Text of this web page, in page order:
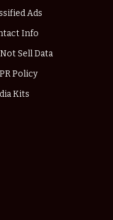
Ads
Info
Sell Data
Policy
Kits